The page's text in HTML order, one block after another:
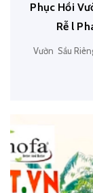
Phục Hồi
Rễ l
Vườn Sầu